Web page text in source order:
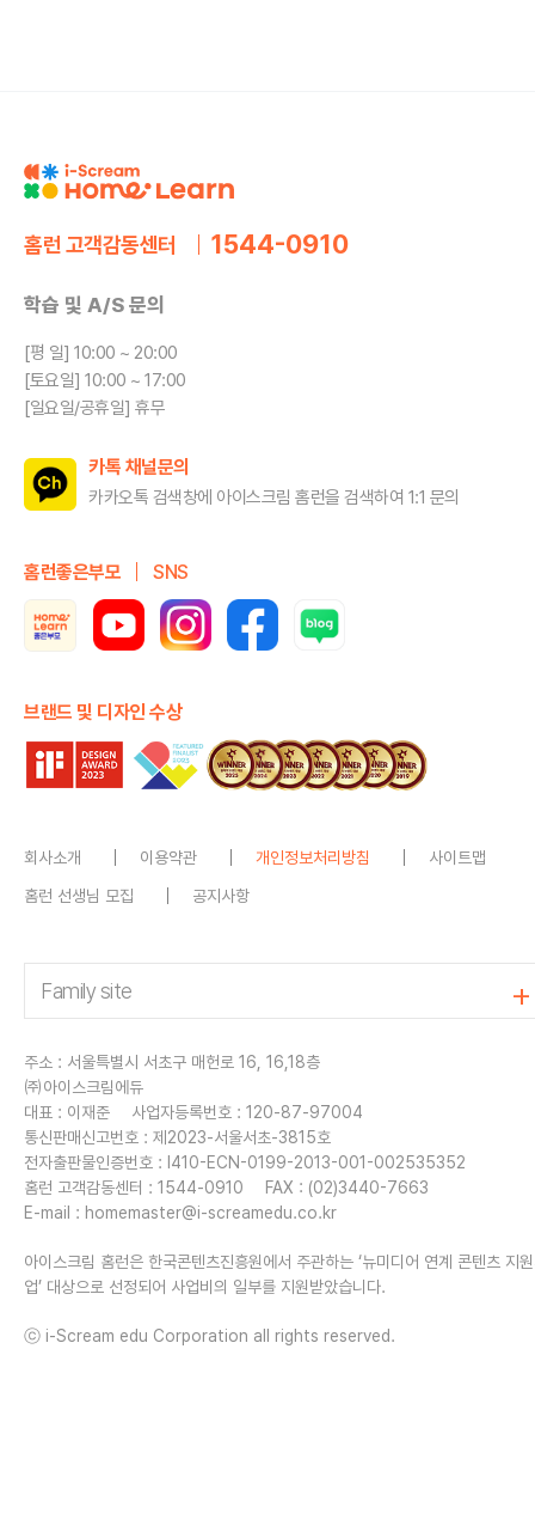
홈런 고객감동센터
학습 및 A/S 문의
[평 일] 10:00 ~ 20:00
[토요일] 10:00 ~ 17:00
[일요일/공휴일] 휴무
1544-0910
카톡 채널문의
카카오톡 검색창에 아이스크림 홈런을 검색하여 1:1 문의
홈런좋은부모 SNS
브랜드 및 디자인 수상
회사소개 이용약관 개인정보처리방침
사이트맵
홈런 선생님 모집
공지사항
주소 : 서울특별시 서초구 매헌로 16, 16,18층
㈜아이스크림에듀
대표 : 이재준
사업자등록번호 : 120-87-97004
통신판매신고번호 : 제2023-서울서초-3815호
전자출판물인증번호 : I410-ECN-0199-2013-001-002535352
홈런 고객감동센터 : 1544-0910
FAX : (02)3440-7663
E-mail : homemaster@i-screamedu.co.kr
아이스크림 홈런은 한국콘텐츠진흥원에서 주관하는 ‘뉴미디어 연계 콘텐츠 지
업’ 대상으로 선정되어 사업비의 일부를 지원받았습니다.
ⓒ i-Scream edu Corporation all rights reserved.